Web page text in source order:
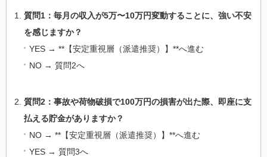
質問1：毎月の収入が5万〜10万円変動することに、強い不安
を感じますか？
YES → **【安定重視層（派遣推奨）】**へ進む
NO → 質問2へ
質問2：事故や荷物破損で100万円の損害が出た際、即座に支
払える貯金がありますか？
NO → **【安定重視層（派遣推奨）】**へ進む
YES → 質問3へ